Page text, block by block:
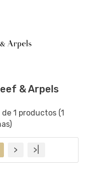
& Arpels
1 productos (1
> >|